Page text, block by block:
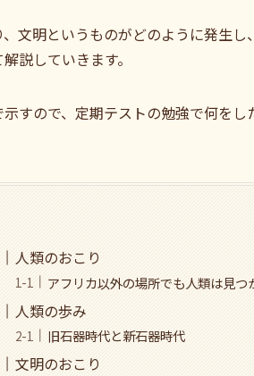
文明というものがどのように発生
説していきます。
すので、定期テストの勉強で何を
人類のおこり
アフリカ以外の場所でも人類は見つ
人類の歩み
旧石器時代と新石器時代
文明のおこり